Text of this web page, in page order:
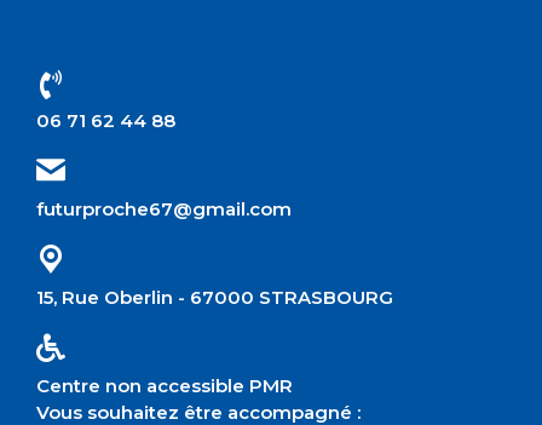
06 71 62 44 88
futurproche67@gmail.com
15, Rue Oberlin - 67000 STRASBOURG
Centre non accessible PMR
Vous souhaitez être accompagné :